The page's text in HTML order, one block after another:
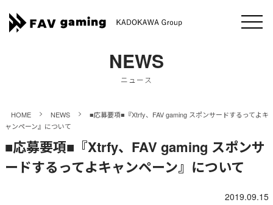
NEWS
ニュース
HOME > NEWS >
■応募要項■『Xtrfy、FAV gaming スポンサードするってよキ
ャンペーン』について
■応募要項■『Xtrfy、FAV gaming スポンサ
ードするってよキャンペーン』について
2019.09.15